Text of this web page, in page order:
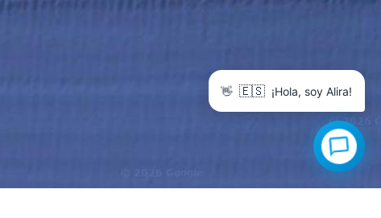
👋 🇪🇸 ¡Hola, soy Alira!